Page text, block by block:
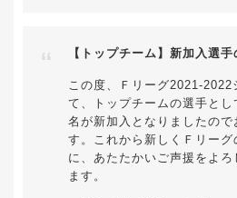
【トップチーム】新加入選手
この度、Ｆリーグ2021-2022
て、トップチームの選手とし
名が新加入となりましたので
す。これから新しくＦリーグ
に、あたたかいご声援をよろ
ます。